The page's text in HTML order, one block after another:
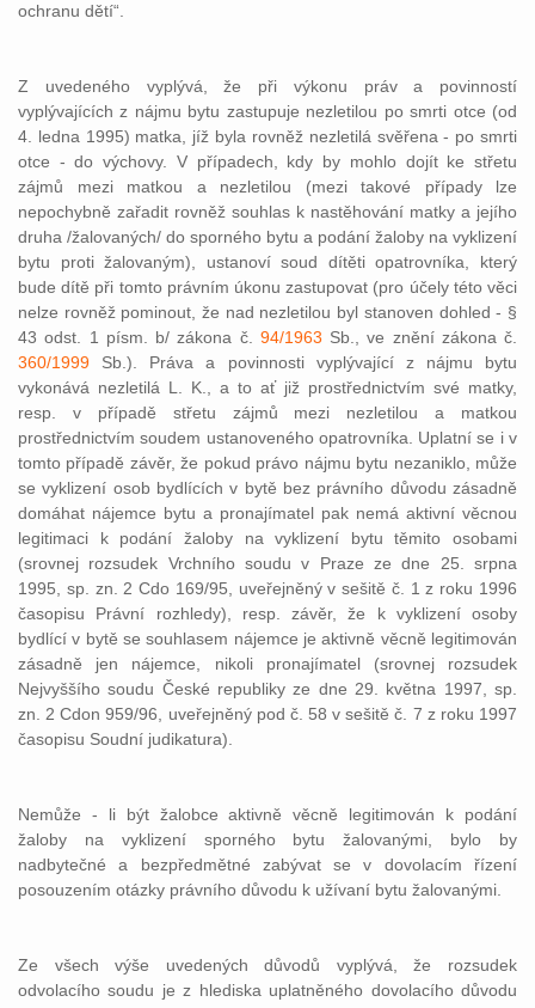
ochranu dětí“.
Z uvedeného vyplývá, že při výkonu práv a povinností
vyplývajících z nájmu bytu zastupuje nezletilou po smrti otce (od
4. ledna 1995) matka, jíž byla rovněž nezletilá svěřena - po smrti
otce - do výchovy. V případech, kdy by mohlo dojít ke střetu
zájmů mezi matkou a nezletilou (mezi takové případy lze
nepochybně zařadit rovněž souhlas k nastěhování matky a jejího
druha /žalovaných/ do sporného bytu a podání žaloby na vyklizení
bytu proti žalovaným), ustanoví soud dítěti opatrovníka, který
bude dítě při tomto právním úkonu zastupovat (pro účely této věci
nelze rovněž pominout, že nad nezletilou byl stanoven dohled - §
43 odst. 1 písm. b/ zákona č. 94/1963 Sb., ve znění zákona č.
360/1999 Sb.). Práva a povinnosti vyplývající z nájmu bytu
vykonává nezletilá L. K., a to ať již prostřednictvím své matky,
resp. v případě střetu zájmů mezi nezletilou a matkou
prostřednictvím soudem ustanoveného opatrovníka. Uplatní se i v
tomto případě závěr, že pokud právo nájmu bytu nezaniklo, může
se vyklizení osob bydlících v bytě bez právního důvodu zásadně
domáhat nájemce bytu a pronajímatel pak nemá aktivní věcnou
legitimaci k podání žaloby na vyklizení bytu těmito osobami
(srovnej rozsudek Vrchního soudu v Praze ze dne 25. srpna
1995, sp. zn. 2 Cdo 169/95, uveřejněný v sešitě č. 1 z roku 1996
časopisu Právní rozhledy), resp. závěr, že k vyklizení osoby
bydlící v bytě se souhlasem nájemce je aktivně věcně legitimován
zásadně jen nájemce, nikoli pronajímatel (srovnej rozsudek
Nejvyššího soudu České republiky ze dne 29. května 1997, sp.
zn. 2 Cdon 959/96, uveřejněný pod č. 58 v sešitě č. 7 z roku 1997
časopisu Soudní judikatura).
Nemůže - li být žalobce aktivně věcně legitimován k podání
žaloby na vyklizení sporného bytu žalovanými, bylo by
nadbytečné a bezpředmětné zabývat se v dovolacím řízení
posouzením otázky právního důvodu k užívaní bytu žalovanými.
Ze všech výše uvedených důvodů vyplývá, že rozsudek
odvolacího soudu je z hlediska uplatněného dovolacího důvodu